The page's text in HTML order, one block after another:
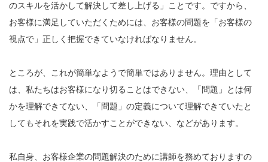
のスキルを活かして解決して差し上げる」ことです。ですから、
お客様に満足していただくためには、お客様の問題を「お客様の
視点で」正しく把握できていなければなりません。
ところが、これが簡単なようで簡単ではありません。理由として
は、私たちはお客様になり切ることはできない、「問題」とは何
かを理解できてない、「問題」の定義について理解できていたと
してもそれを実践で活かすことができない、などがあります。
私自身、お客様企業の問題解決のために講師を務めておりますの